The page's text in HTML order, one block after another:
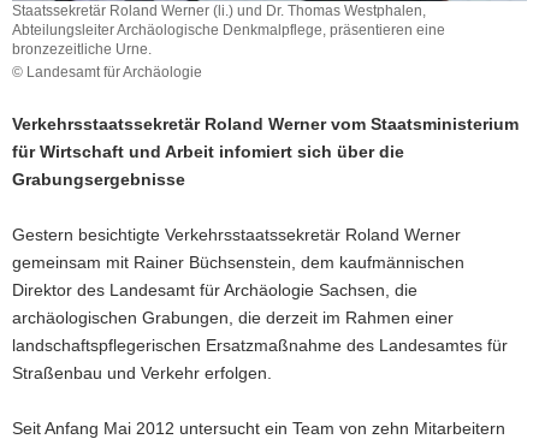
Staatssekretär Roland Werner (li.) und Dr. Thomas Westphalen,
Abteilungsleiter Archäologische Denkmalpflege, präsentieren eine
bronzezeitliche Urne.
© Landesamt für Archäologie
Verkehrsstaatssekretär Roland Werner vom Staatsministerium
für Wirtschaft und Arbeit infomiert sich über die
Grabungsergebnisse
Gestern besichtigte Verkehrsstaatssekretär Roland Werner
gemeinsam mit Rainer Büchsenstein, dem kaufmännischen
Direktor des Landesamt für Archäologie Sachsen, die
archäologischen Grabungen, die derzeit im Rahmen einer
landschaftspflegerischen Ersatzmaßnahme des Landesamtes für
Straßenbau und Verkehr erfolgen.
Seit Anfang Mai 2012 untersucht ein Team von zehn Mitarbeitern